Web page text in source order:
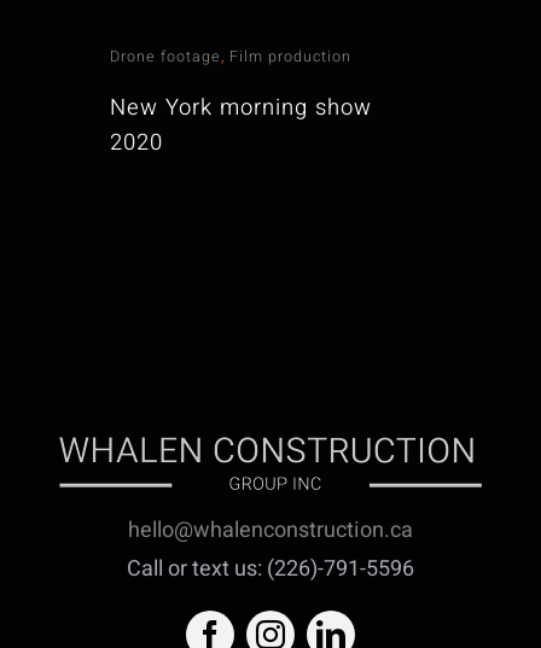
Drone footage, Film production
New York morning show
2020
hello@whalenconstruction.ca
Call or text us: (226)-791-5596